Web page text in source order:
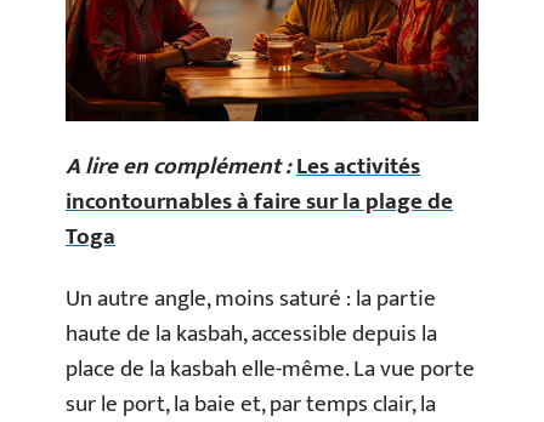
A lire en complément :Les activités
incontournables à faire sur la plage de
Toga
Un autre angle, moins saturé : la partie
haute de la kasbah, accessible depuis la
place de la kasbah elle-même. La vue porte
sur le port, la baie et, par temps clair, la